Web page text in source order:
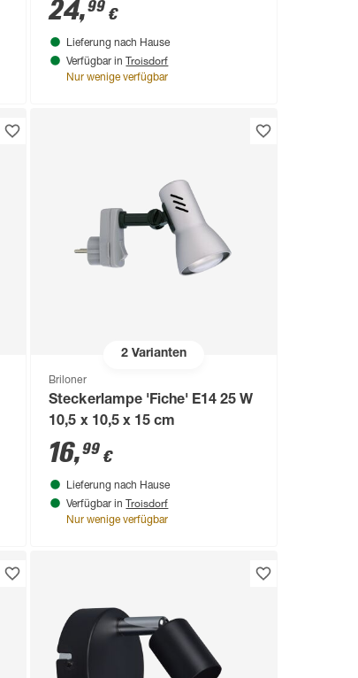
24,99 €
Lieferung nach Hause
Verfügbar in Troisdorf
Nur wenige verfügbar
2 Varianten
Briloner
Steckerlampe 'Fiche' E14 25 W
10,5 x 10,5 x 15 cm
16,99 €
Lieferung nach Hause
Verfügbar in Troisdorf
Nur wenige verfügbar